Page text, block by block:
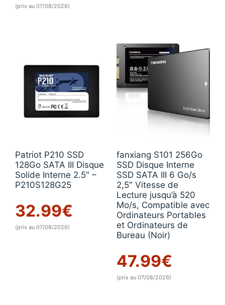
(prix au 07/08/2026)
Patriot P210 SSD
128Go SATA III Disque
Solide Interne 2.5″ –
P210S128G25
32.99€
(prix au 07/08/2026)
fanxiang S101 256Go
SSD Disque Interne
SSD SATA III 6 Go/s
2,5″ Vitesse de
Lecture jusqu’à 520
Mo/s, Compatible avec
Ordinateurs Portables
et Ordinateurs de
Bureau (Noir)
47.99€
(prix au 07/08/2026)